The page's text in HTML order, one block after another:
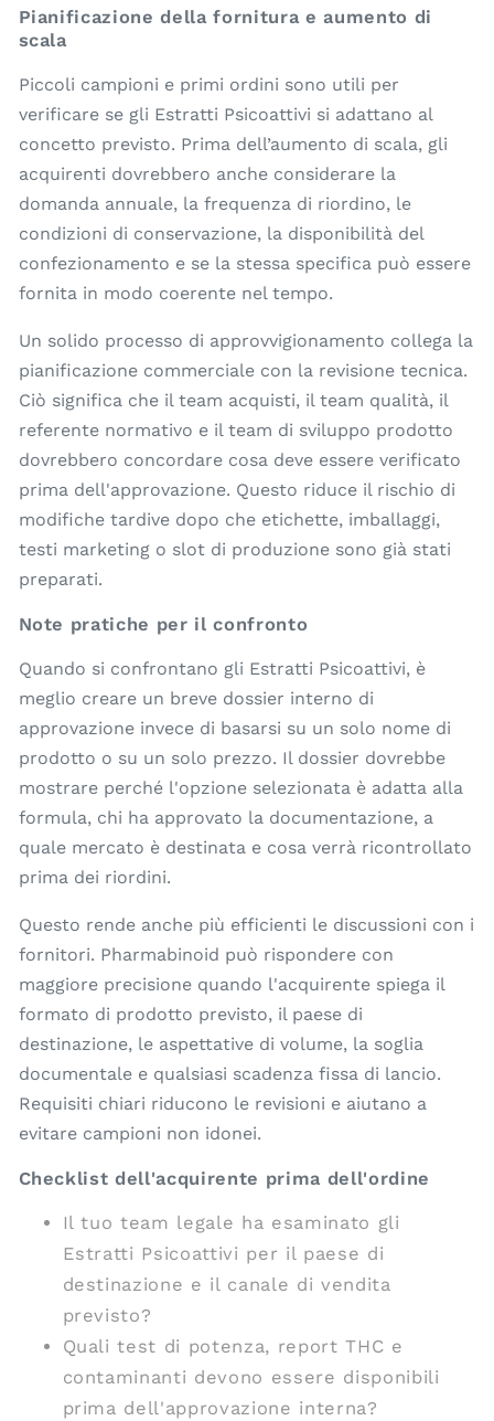
Pianificazione della fornitura e aumento di
scala
Piccoli campioni e primi ordini sono utili per
verificare se gli Estratti Psicoattivi si adattano al
concetto previsto. Prima dell’aumento di scala, gli
acquirenti dovrebbero anche considerare la
domanda annuale, la frequenza di riordino, le
condizioni di conservazione, la disponibilità del
confezionamento e se la stessa specifica può essere
fornita in modo coerente nel tempo.
Un solido processo di approvvigionamento collega la
pianificazione commerciale con la revisione tecnica.
Ciò significa che il team acquisti, il team qualità, il
referente normativo e il team di sviluppo prodotto
dovrebbero concordare cosa deve essere verificato
prima dell'approvazione. Questo riduce il rischio di
modifiche tardive dopo che etichette, imballaggi,
testi marketing o slot di produzione sono già stati
preparati.
Note pratiche per il confronto
Quando si confrontano gli Estratti Psicoattivi, è
meglio creare un breve dossier interno di
approvazione invece di basarsi su un solo nome di
prodotto o su un solo prezzo. Il dossier dovrebbe
mostrare perché l'opzione selezionata è adatta alla
formula, chi ha approvato la documentazione, a
quale mercato è destinata e cosa verrà ricontrollato
prima dei riordini.
Questo rende anche più efficienti le discussioni con i
fornitori. Pharmabinoid può rispondere con
maggiore precisione quando l'acquirente spiega il
formato di prodotto previsto, il paese di
destinazione, le aspettative di volume, la soglia
documentale e qualsiasi scadenza fissa di lancio.
Requisiti chiari riducono le revisioni e aiutano a
evitare campioni non idonei.
Checklist dell'acquirente prima dell'ordine
Il tuo team legale ha esaminato gli
Estratti Psicoattivi per il paese di
destinazione e il canale di vendita
previsto?
Quali test di potenza, report THC e
contaminanti devono essere disponibili
prima dell'approvazione interna?